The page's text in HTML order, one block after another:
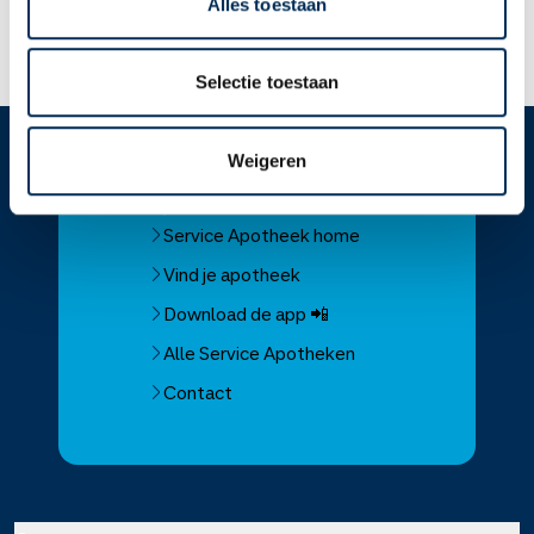
Selectie toestaan
Weigeren
Lees meer op apotheek.nl
ServiceApotheek
Service Apotheek home
Vind je apotheek
Download de app 📲
Alle Service Apotheken
Contact